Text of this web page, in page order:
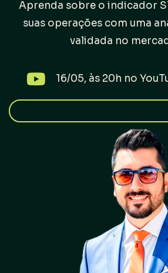
Aprenda sobre o indicador
suas operações com uma
validada no
16/05, às 20h no